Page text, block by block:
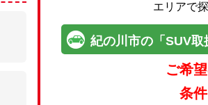
エリアで探
紀の川市の「SUV
ご希
条